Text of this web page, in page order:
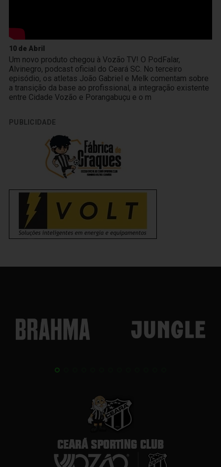
10 de Abril
Um novo produto chegou à Vozão TV! O PodFalar,
Alvinegro, podcast oficial do Ceará SC. No terceiro
episódio, os atletas João Gabriel e Melk comentam sobre
a transição da base ao profissional, a integração existente
entre Cidade Vozão e Porangabuçu e o m
PUBLICIDADE
CEARÁ SPORTING CLUB